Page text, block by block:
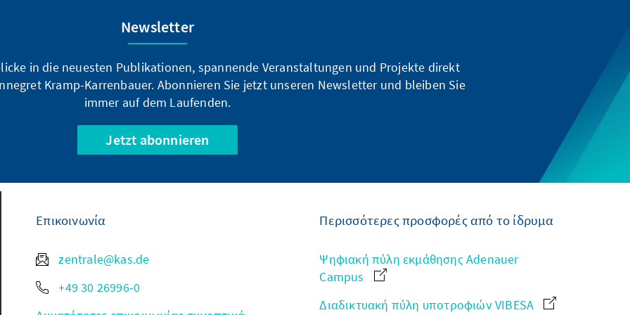
Newsletter
in die neuesten Publikationen, spannende Veranstaltungen und Projekte direkt
Kramp-Karrenbauer. Abonnieren Sie jetzt unseren Newsletter und bleiben Sie
immer auf dem Laufenden.
Jetzt abonnieren
Επικοινωνία
zentrale@kas.de
+49 30 26996-0
Περισσότερες προσφορές από το ίδρυμα
Ψηφιακή πύλη εκμάθησης Adenauer
Campus
Διαδικτυακή πύλη υποτροφιών VIBESA